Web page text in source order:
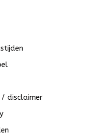
disclaimer